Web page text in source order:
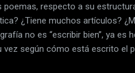
respecto a su
¿Tiene muchos artículos?
no es “escribir bien”, ya es
vez según cómo está escrito el